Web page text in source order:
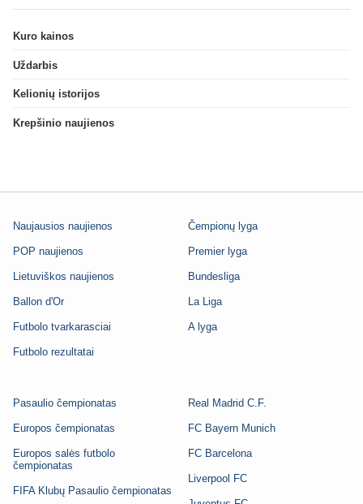
Kuro kainos
Uždarbis
Kelionių istorijos
Krepšinio naujienos
Naujausios naujienos
POP naujienos
Lietuviškos naujienos
Ballon d'Or
Futbolo tvarkarasciai
Futbolo rezultatai
Čempionų lyga
Premier lyga
Bundesliga
La Liga
A lyga
Pasaulio čempionatas
Europos čempionatas
Europos salės futbolo
čempionatas
FIFA Klubų Pasaulio čempionatas
Real Madrid C.F.
FC Bayern Munich
FC Barcelona
Liverpool FC